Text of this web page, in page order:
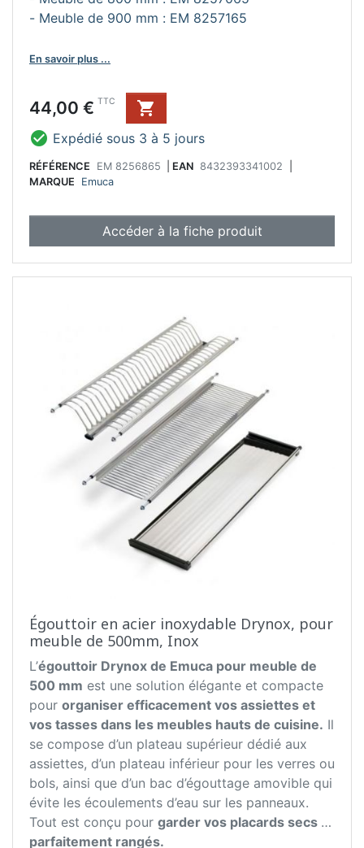
- Meuble de 900 mm : EM 8257165
En savoir plus ...
Prix
44,00 € TTC

 Expédié sous 3 à 5 jours
RÉFÉRENCE EM 8256865 EAN 8432393341002
MARQUE
Emuca
Accéder à la fiche produit
Égouttoir en acier inoxydable Drynox, pour
meuble de 500mm, Inox
L’égouttoir Drynox de Emuca pour meuble de
500 mm est une solution élégante et compacte
pour organiser efficacement vos assiettes et
vos tasses dans les meubles hauts de cuisine. Il
se compose d’un plateau supérieur dédié aux
assiettes, d’un plateau inférieur pour les verres ou
bols, ainsi que d’un bac d’égouttage amovible qui
évite les écoulements d’eau sur les panneaux.
Tout est conçu pour garder vos placards secs et
parfaitement rangés.